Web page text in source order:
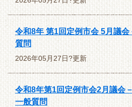
令和8年 第1回定例市会 5月議
質問
2026年05月27日?更新
令和8年第1回定例市会2月議会
一般質問